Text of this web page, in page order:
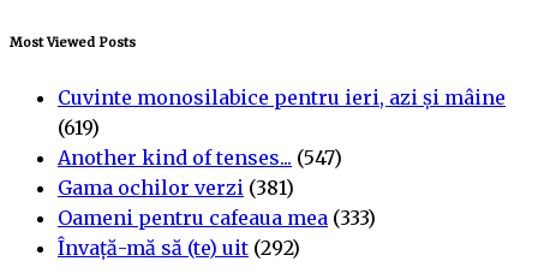
Most Viewed Posts
Cuvinte monosilabice pentru ieri, azi și mâine
(619)
Another kind of tenses... (547)
Gama ochilor verzi (381)
Oameni pentru cafeaua mea (333)
Învață-mă să (te) uit (292)